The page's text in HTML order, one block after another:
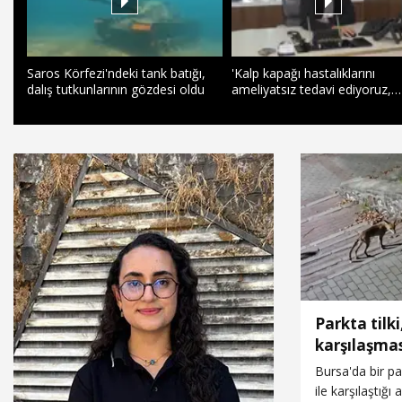
Saros Körfezi'ndeki tank batığı,
dalış tutkunlarının gözdesi oldu
'Kalp kapağı hastalıklarını
ameliyatsız tedavi ediyoruz,
olabiliyor'
Parkta
Bursa'da bir
ile